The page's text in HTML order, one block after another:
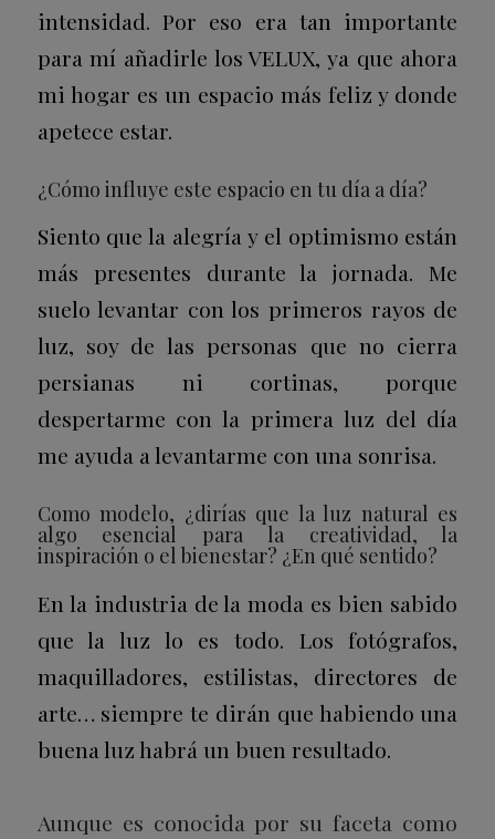
intensidad. Por eso era tan importante
para mí añadirle los VELUX, ya que ahora
mi hogar es un espacio más feliz y donde
apetece estar.
¿Cómo influye este espacio en tu día a día?
Siento que la alegría y el optimismo están
más presentes durante la jornada. Me
suelo levantar con los primeros rayos de
luz, soy de las personas que no cierra
persianas ni cortinas, porque
despertarme con la primera luz del día
me ayuda a levantarme con una sonrisa.
Como modelo, ¿dirías que la luz natural es
algo esencial para la creatividad, la
inspiración o el bienestar? ¿En qué sentido?
En la industria de la moda es bien sabido
que la luz lo es todo. Los fotógrafos,
maquilladores, estilistas, directores de
arte… siempre te dirán que habiendo una
buena luz habrá un buen resultado.
Aunque es conocida por su faceta como